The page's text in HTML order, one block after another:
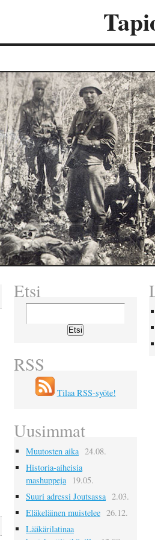
Etsi
RSS
Tilaa RSS-syöte!
Uusimmat
Muutosten aika 24.08.
Historia-aiheisia
mashuppeja
19.05.
Suuri adressi Joutsassa 2.03.
Eläkeläinen muistelee 26.12.
Lääkärilatinaa